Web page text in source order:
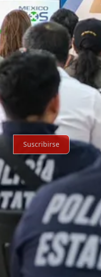
Suscribirse
∙ Términos Aviso de